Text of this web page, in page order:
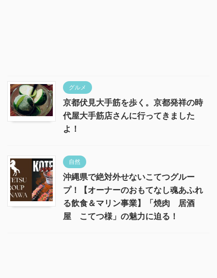
グルメ
京都伏見大手筋を歩く。京都発祥の時
代屋大手筋店さんに行ってきました
よ！
自然
沖縄県で絶対外せないこてつグルー
プ！【オーナーのおもてなし魂あふれ
る飲食＆マリン事業】「焼肉 居酒
屋 こてつ様」の魅力に迫る！